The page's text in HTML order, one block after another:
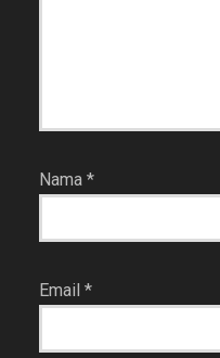
Nama *
Email *